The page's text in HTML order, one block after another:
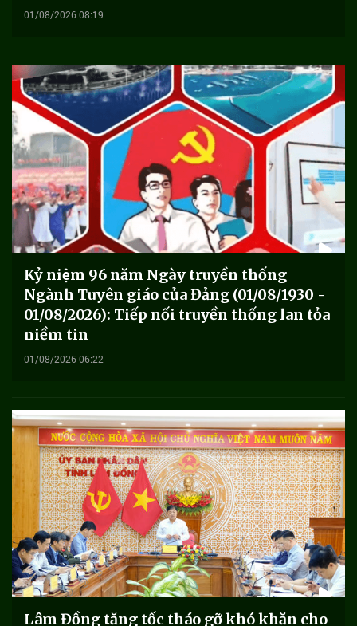
01/08/2026 08:19
Kỷ niệm 96 năm Ngày truyền thống
Ngành Tuyên giáo của Đảng (01/08/1930 -
01/08/2026): Tiếp nối truyền thống lan tỏa
niềm tin
01/08/2026 06:22
Lâm Đồng tăng tốc tháo gỡ khó khăn cho